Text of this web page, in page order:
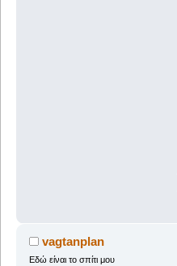
vagtanplan
Εδώ είναι το σπίτι μου